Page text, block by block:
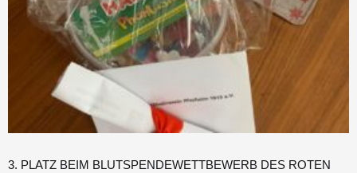
3. PLATZ BEIM BLUTSPENDEWETTBEWERB DES ROTEN